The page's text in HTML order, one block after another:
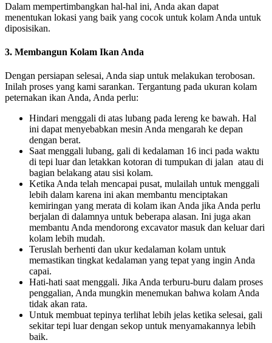
Dalam mempertimbangkan hal-hal ini, Anda akan dapat
menentukan lokasi yang baik yang cocok untuk kolam Anda untuk
diposisikan.
3. Membangun Kolam Ikan Anda
Dengan persiapan selesai, Anda siap untuk melakukan terobosan.
Inilah proses yang kami sarankan. Tergantung pada ukuran kolam
peternakan ikan Anda, Anda perlu:
Hindari menggali di atas lubang pada lereng ke bawah. Hal
ini dapat menyebabkan mesin Anda mengarah ke depan
dengan berat.
Saat menggali lubang, gali di kedalaman 16 inci pada waktu
di tepi luar dan letakkan kotoran di tumpukan di jalan atau di
bagian belakang atau sisi kolam.
Ketika Anda telah mencapai pusat, mulailah untuk menggali
lebih dalam karena ini akan membantu menciptakan
kemiringan yang merata di kolam ikan Anda jika Anda perlu
berjalan di dalamnya untuk beberapa alasan. Ini juga akan
membantu Anda mendorong excavator masuk dan keluar dari
kolam lebih mudah.
Teruslah berhenti dan ukur kedalaman kolam untuk
memastikan tingkat kedalaman yang tepat yang ingin Anda
capai.
Hati-hati saat menggali. Jika Anda terburu-buru dalam proses
penggalian, Anda mungkin menemukan bahwa kolam Anda
tidak akan rata.
Untuk membuat tepinya terlihat lebih jelas ketika selesai, gali
sekitar tepi luar dengan sekop untuk menyamakannya lebih
baik.